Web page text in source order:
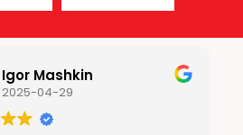
Славик Долгов
2025-04-29